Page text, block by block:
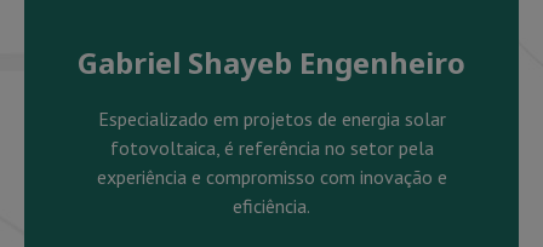
Gabriel Shayeb Engenheiro
Especializado em projetos de energia solar
fotovoltaica, é referência no setor pela
experiência e compromisso com inovação e
eficiência.